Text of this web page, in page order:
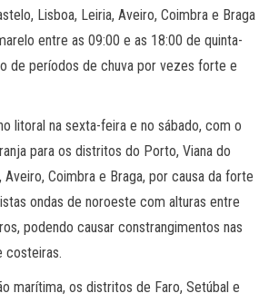
Lisboa, Leiria, Aveiro, Coimbra e Braga
entre as 09:00 e as 18:00 de quinta-
de períodos de chuva por vezes forte e
litoral na sexta-feira e no sábado, com o
para os distritos do Porto, Viana do
Aveiro, Coimbra e Braga, por causa da forte
ondas de noroeste com alturas entre
podendo causar constrangimentos nas
costeiras.
marítima, os distritos de Faro, Setúbal e